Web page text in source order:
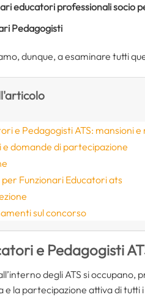
educatori professionali socio
Pedagogisti
dunque, a esaminare tutti
e Pedagogisti ATS: mansioni
e domande di partecipazione
Funzionari Educatori ats
sul concorso
e Pedagogisti
degli ATS si occupano,
e la partecipazione attiva di